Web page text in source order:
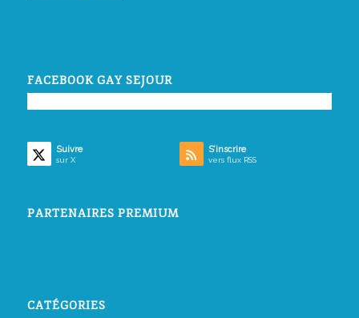
FACEBOOK GAY SEJOUR
Suivre
sur X
S’inscrire
vers flux RSS
PARTENAIRES PREMIUM
CATÉGORIES